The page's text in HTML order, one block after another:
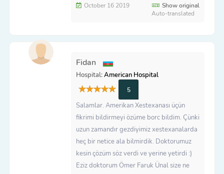
October 16 2019
Show original
Auto-translated
Fidan
Hospital:American Hospital
5
Salamlar. Amerikan Xestexanası üçün
fikrimi bildirmeyi özüme borc bildim. Çünki
uzun zamandır gezdiyimiz xestexanalarda
heç bir netice ala bilmirdik. Doktorumuz
kesin çözüm söz verdi ve yerine yetirdi :)
Eziz doktorum Ömer Faruk Ünal size ne